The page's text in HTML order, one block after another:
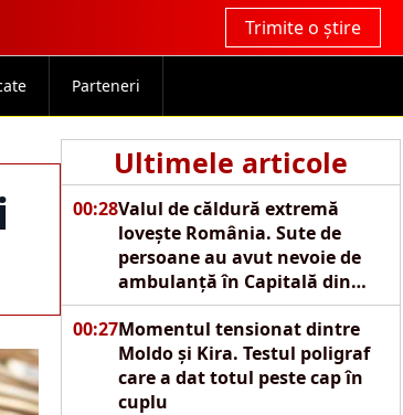
Trimite o știre
Parteneri
Ultimele articole
00:28Valul de căldură extremă
lovește România. Sute de
persoane au avut nevoie de
ambulanță în Capitală din
cauza caniculei
00:27Momentul tensionat dintre
Moldo și Kira. Testul poligraf
care a dat totul peste cap în
cuplu